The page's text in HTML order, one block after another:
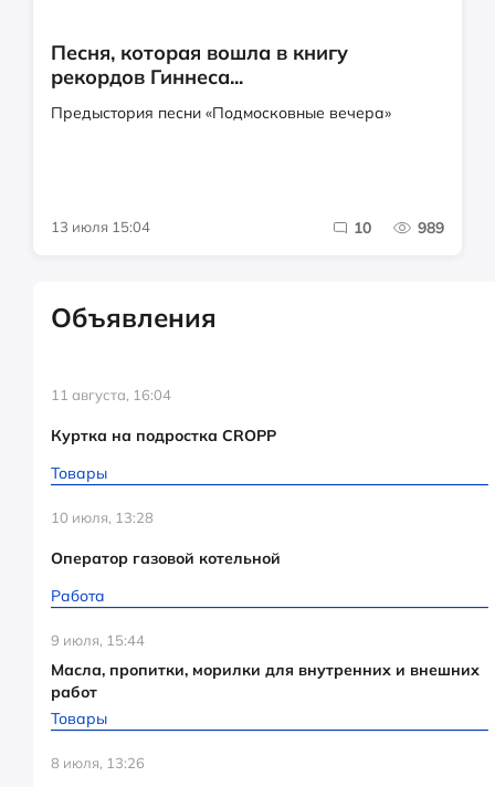
Песня, которая вошла в книгу
рекордов Гиннеса...
Предыстория песни «Подмосковные вечера»
13 июля 15:04 10 989
Объявления
11 августа, 16:04
Куртка на подростка CROPP
Товары
10 июля, 13:28
Оператор газовой котельной
Работа
9 июля, 15:44
Масла, пропитки, морилки для внутренних и внешних
работ
Товары
8 июля, 13:26